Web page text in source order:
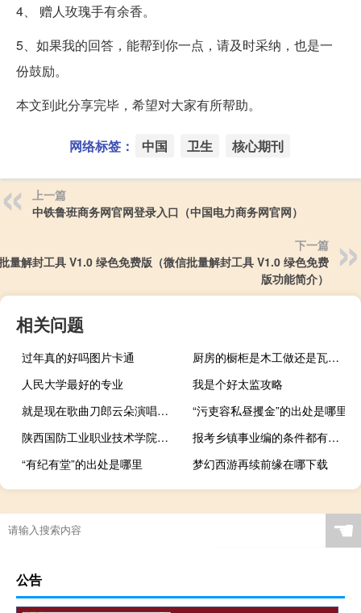
4、 赠人玫瑰手有余香。
5、如果我的回答，能帮到你一点，请及时采纳，也是一
份鼓励。
本文到此分享完毕，希望对大家有所帮助。
网络标签： 中国 卫生 核心期刊
上一篇
中铁鲁班商务网官网登录入口（中国电力商务网官网）
下一篇
量解封工具 V1.0 绿色免费版（微信批量解封工具 V1.0 绿色免费
版功能简介）
相关问题
过年真的好吗图片卡通
厨房的橱柜是木工做还是瓦工做比较好
人民大学最好的专业
我是个好太监攻略
就是现在歌曲刀郎云朵演唱（elephant-Alexandra Burke演唱歌曲简介）
“污吏容私昼攫金”的出处是哪里
陕西国防工业职业技术学院怎么样?
报考乡镇事业编的条件都有哪些
“有纪有堂”的出处是哪里
梦幻西游再续前缘在哪下载
☚
公告